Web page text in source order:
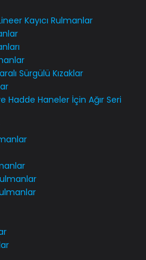
Kayıcı Rulmanlar
Sürgülü Kızaklar
Hadde Haneler İçin Ağır Seri